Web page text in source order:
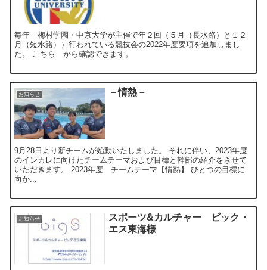
毎年 梅村学園・中京大学が主催で年２回（５月（長水路）と１２
月（短水路））行われている競技会の2022年度要項を追加しまし
た。 こちら から確認できます。
お知らせ －情熱－
9月28日より新チームが始動いたしました。 それに伴い、2023年度
のインカレに向けたチームテーマおよび目標と幹部の紹介をさせて
いただきます。 2023年度 チームテーマ【情熱】 ひとつの目標に
向か...
お知らせ
スポーツ&カルチャー ビック・
エス東海様